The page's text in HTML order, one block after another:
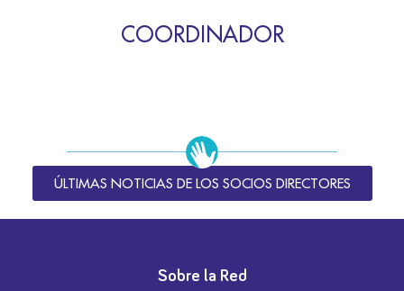
COORDINADOR
ÚLTIMAS NOTICIAS DE LOS SOCIOS DIRECTORES
Sobre la Red